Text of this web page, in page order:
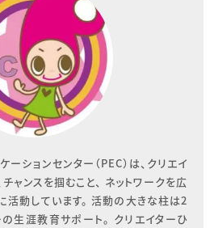
ーションセンター（PEC）は、クリエイ
ャンスを掴むこと、 ネットワークを広
活動しています。 活動の大きな柱は2
の生涯教育サポート。 クリエイターひ